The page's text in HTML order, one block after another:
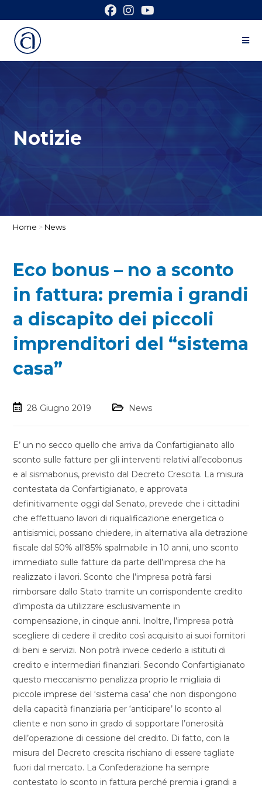
Notizie
Home > News
Eco bonus – no a sconto
in fattura: premia i grandi
a discapito dei piccoli
imprenditori del “sistema
casa”
28 Giugno 2019 News
E’ un no secco quello che arriva da Confartigianato allo
sconto sulle fatture per gli interventi relativi all’ecobonus
e al sismabonus, previsto dal Decreto Crescita. La misura
contestata da Confartigianato, e approvata
definitivamente oggi dal Senato, prevede che i cittadini
che effettuano lavori di riqualificazione energetica o
antisismici, possano chiedere, in alternativa alla detrazione
fiscale dal 50% all’85% spalmabile in 10 anni, uno sconto
immediato sulle fatture da parte dell’impresa che ha
realizzato i lavori. Sconto che l’impresa potrà farsi
rimborsare dallo Stato tramite un corrispondente credito
d’imposta da utilizzare esclusivamente in
compensazione, in cinque anni. Inoltre, l’impresa potrà
scegliere di cedere il credito così acquisito ai suoi fornitori
di beni e servizi. Non potrà invece cederlo a istituti di
credito e intermediari finanziari. Secondo Confartigianato
questo meccanismo penalizza proprio le migliaia di
piccole imprese del ‘sistema casa’ che non dispongono
della capacità finanziaria per ‘anticipare’ lo sconto al
cliente e non sono in grado di sopportare l’onerosità
dell’operazione di cessione del credito. Di fatto, con la
misura del Decreto crescita rischiano di essere tagliate
fuori dal mercato. La Confederazione ha sempre
contestato lo sconto in fattura perché premia i grandi a